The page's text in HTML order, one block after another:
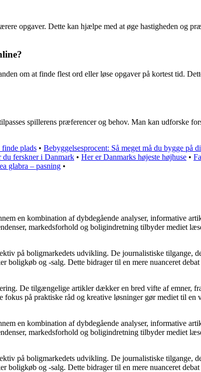
opgaver. Dette kan hjælpe med at øge hastigheden og
om at finde flest ord eller løse opgaver på kortest tid.
spillerens præferencer og behov. Man kan udforske
finde plads • Bebyggelsesprocent: Så meget må du bygge på
du ferskner i Danmark • Her er Danmarks højeste højhuse •
glabra – pasning •
en kombination af dybdegående analyser, informative
markedsforhold og boligindretning tilbyder mediet
på boligmarkedets udvikling. De journalistiske tilgange,
boligkøb og -salg. Dette bidrager til en mere nuanceret
De tilgængelige artikler dækker en bred vifte af emner,
på praktiske råd og kreative løsninger gør mediet til
en kombination af dybdegående analyser, informative
markedsforhold og boligindretning tilbyder mediet
på boligmarkedets udvikling. De journalistiske tilgange,
boligkøb og -salg. Dette bidrager til en mere nuanceret